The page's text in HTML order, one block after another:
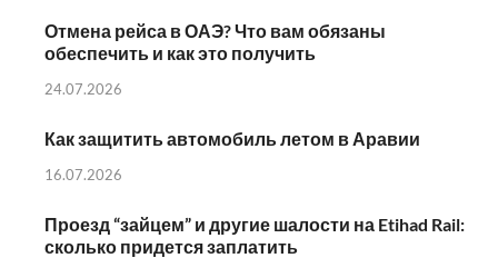
Отмена рейса в ОАЭ? Что вам обязаны
обеспечить и как это получить
24.07.2026
Как защитить автомобиль летом в Аравии
16.07.2026
Проезд “зайцем” и другие шалости на Etihad Rail:
сколько придется заплатить